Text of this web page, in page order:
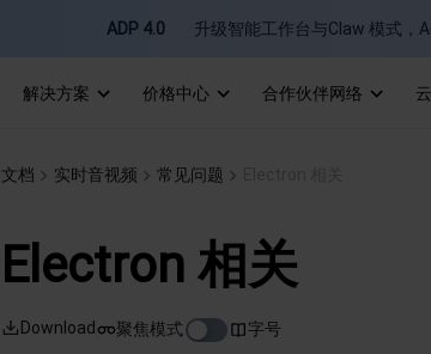
ADP 4.0 升级智能工作台与Claw 模式，
解决方案 价格中心 合作伙伴网络
文档 实时音视频 常见问题
Electron 相关
Download 聚焦模式 字号